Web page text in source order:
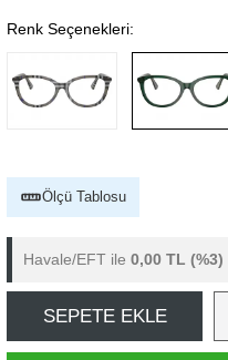
Renk Seçenekleri:
Ölçü Tablosu
Havale/EFT ile 0,00 TL (%3)
SEPETE EKLE